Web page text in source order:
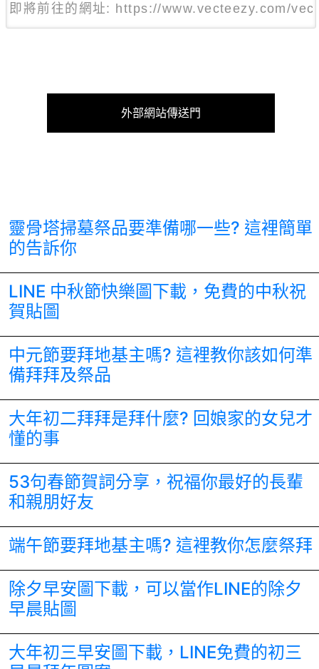
外部網站傳送門
靈骨塔掃墓祭品要準備哪一些? 這裡簡單
的告訴你
LINE 中秋節快樂圖下載，免費的中秋祝
賀貼圖
中元節要拜地基主嗎? 這裡教你該如何準
備拜拜及祭品
大年初二拜拜是拜什麼? 回娘家的女兒才
懂的事
53句春節賀詞分享，祝福你最好的長輩
和親朋好友
端午節要拜地基主嗎? 這裡教你怎麼祭拜
除夕早安圖下載，可以當作LINE的除夕
早晨貼圖
大年初三早安圖下載，LINE免費的初三